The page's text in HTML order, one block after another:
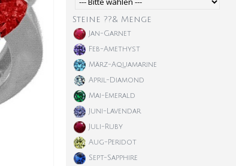
Steine ??& Menge
Jan-Garnet
Feb-Amethyst
März-Aquamarine
April-Diamond
Mai-Emerald
Juni-Lavendar
Juli-Ruby
Aug-Peridot
Sept-Sapphire